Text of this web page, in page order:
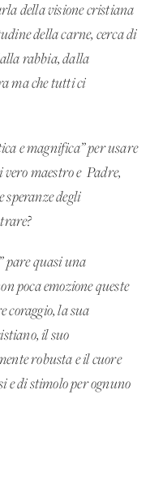
della visione cristiana
della carne, cerca di
rabbia, dalla
ma che tutti ci
e magnifica” per usare
maestro e Padre,
speranze degli
pare quasi una
poca emozione queste
coraggio, la sua
il suo
robusta e il cuore
e di stimolo per ognuno